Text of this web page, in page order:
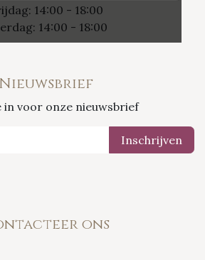
14:00 - 18:00
14:00 - 18:00
Nieuwsbrief
in voor onze nieuwsbrief
Inschrijven
ons